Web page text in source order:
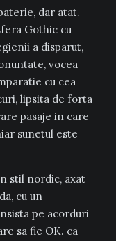
dar atat.
Gothic cu
a disparut,
vocea
cu cea
lipsita de forta
pasaje in care
sunetul este
stil nordic, axat
cu un
pe acorduri
sa fie OK. ca